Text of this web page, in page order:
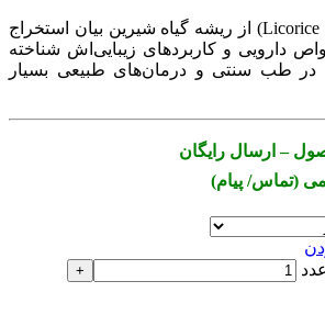
(Licorice Oil) از ریشه گیاه شیرین بیان استخراج
دارویی و کاربردهای زیبایی‌اش شناخته
طب سنتی و درمان‌های طبیعی بسیار
– ارسال رایگان